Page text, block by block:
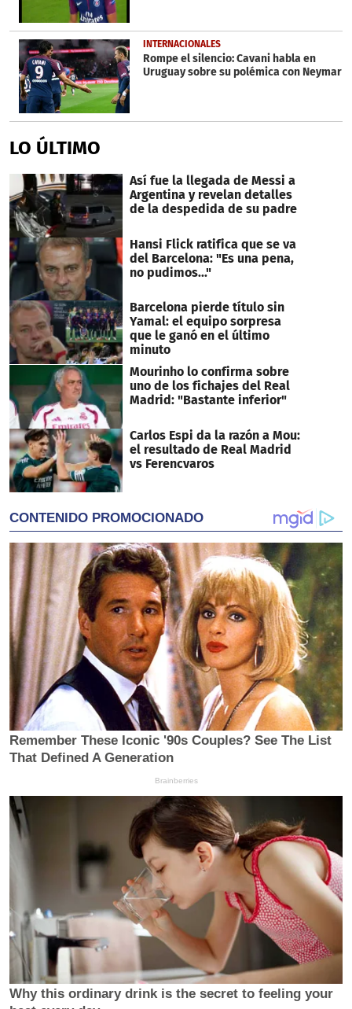
INTERNACIONALES
Rompe el silencio: Cavani habla en
Uruguay sobre su polémica con Neymar
LO ÚLTIMO
Así fue la llegada de Messi a
Argentina y revelan detalles
de la despedida de su padre
Hansi Flick ratifica que se va
del Barcelona: "Es una pena,
no pudimos..."
Barcelona pierde título sin
Yamal: el equipo sorpresa
que le ganó en el último
minuto
Mourinho lo confirma sobre
uno de los fichajes del Real
Madrid: "Bastante inferior"
Carlos Espi da la razón a Mou:
el resultado de Real Madrid
vs Ferencvaros